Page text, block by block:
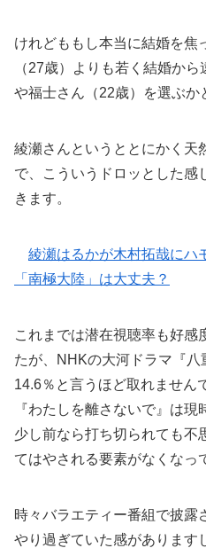
けれどももし本当に結婚を焦
（27歳）よりも若く結婚から
や福士さん（22歳）を選ぶか
綾瀬さんというととにかく天
で、こういうドロッとした感
きます。
綾瀬はるかが木村拓哉にハ
「南極大陸」は大丈夫？
これまでは潜在視聴率も好感
たが、NHKの大河ドラマ『
14.6％と言うほど取れません
『わたしを離さないで』は
少し前なら打ち切られても不
てはやされる要素がなくなっ
時々バラエティー番組で披露
やり過ぎていた感があります